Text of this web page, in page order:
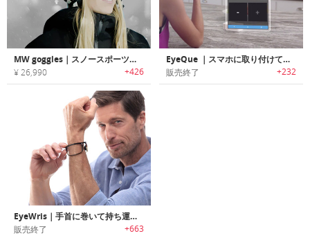
MW goggles｜スノースポーツに最適なポリカーボネートフレームスノーゴーグル「MWゴーグル」
¥ 26,990 +426
EyeQue ｜スマホに取り付けて視力チェックを行えるパーソナル視力テスト/トラッカー「アイキュー」
販売終了 +232
EyeWris｜手首に巻いて持ち運べるポータブルリーディンググラス「アイリス」
販売終了 +663